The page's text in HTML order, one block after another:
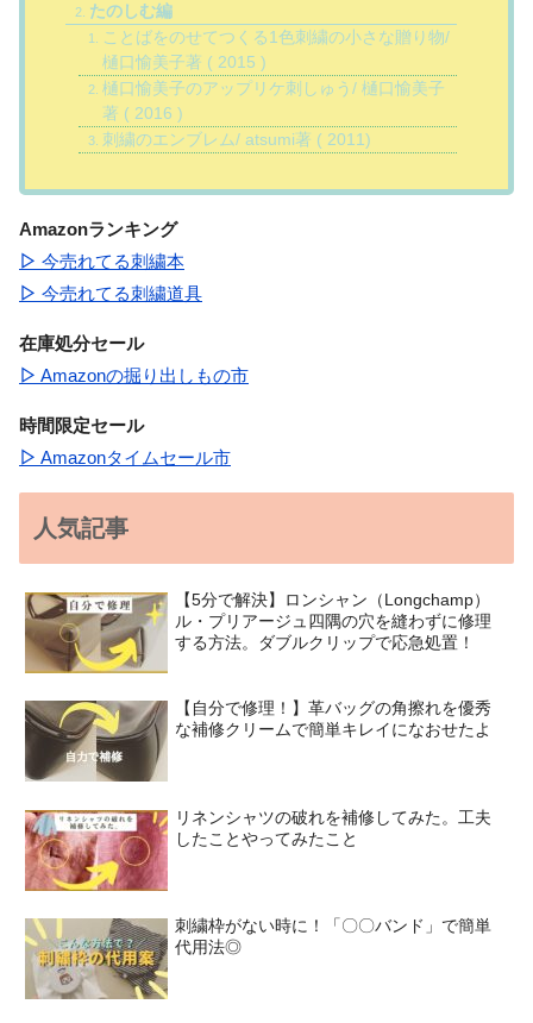
たのしむ編
ことばをのせてつくる1色刺繍の小さな贈り物/
樋口愉美子著 ( 2015 )
樋口愉美子のアップリケ刺しゅう/ 樋口愉美子
著 ( 2016 )
刺繍のエンブレム/ atsumi著 ( 2011)
Amazonランキング
▷ 今売れてる刺繍本
▷ 今売れてる刺繍道具
在庫処分セール
▷ Amazonの掘り出しもの市
時間限定セール
▷ Amazonタイムセール市
人気記事
【5分で解決】ロンシャン（Longchamp）
ル・プリアージュ四隅の穴を縫わずに修理
する方法。ダブルクリップで応急処置！
【自分で修理！】革バッグの角擦れを優秀
な補修クリームで簡単キレイになおせたよ
リネンシャツの破れを補修してみた。工夫
したことやってみたこと
刺繍枠がない時に！「〇〇バンド」で簡単
代用法◎